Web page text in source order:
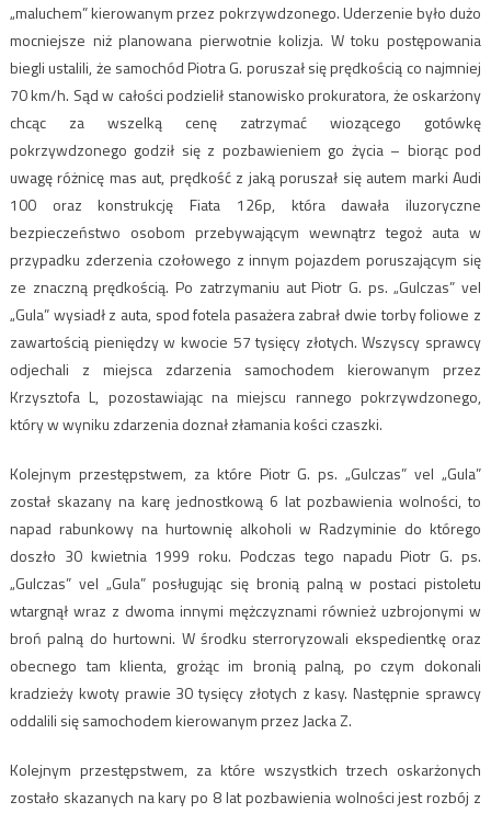
„maluchem” kierowanym przez pokrzywdzonego. Uderzenie było dużo
mocniejsze niż planowana pierwotnie kolizja. W toku postępowania
biegli ustalili, że samochód Piotra G. poruszał się prędkością co najmniej
70 km/h. Sąd w całości podzielił stanowisko prokuratora, że oskarżony
chcąc za wszelką cenę zatrzymać wiozącego gotówkę
pokrzywdzonego godził się z pozbawieniem go życia – biorąc pod
uwagę różnicę mas aut, prędkość z jaką poruszał się autem marki Audi
100 oraz konstrukcję Fiata 126p, która dawała iluzoryczne
bezpieczeństwo osobom przebywającym wewnątrz tegoż auta w
przypadku zderzenia czołowego z innym pojazdem poruszającym się
ze znaczną prędkością. Po zatrzymaniu aut Piotr G. ps. „Gulczas” vel
„Gula” wysiadł z auta, spod fotela pasażera zabrał dwie torby foliowe z
zawartością pieniędzy w kwocie 57 tysięcy złotych. Wszyscy sprawcy
odjechali z miejsca zdarzenia samochodem kierowanym przez
Krzysztofa L, pozostawiając na miejscu rannego pokrzywdzonego,
który w wyniku zdarzenia doznał złamania kości czaszki.
Kolejnym przestępstwem, za które Piotr G. ps. „Gulczas” vel „Gula”
został skazany na karę jednostkową 6 lat pozbawienia wolności, to
napad rabunkowy na hurtownię alkoholi w Radzyminie do którego
doszło 30 kwietnia 1999 roku. Podczas tego napadu Piotr G. ps.
„Gulczas” vel „Gula” posługując się bronią palną w postaci pistoletu
wtargnął wraz z dwoma innymi mężczyznami również uzbrojonymi w
broń palną do hurtowni. W środku sterroryzowali ekspedientkę oraz
obecnego tam klienta, grożąc im bronią palną, po czym dokonali
kradzieży kwoty prawie 30 tysięcy złotych z kasy. Następnie sprawcy
oddalili się samochodem kierowanym przez Jacka Z.
Kolejnym przestępstwem, za które wszystkich trzech oskarżonych
zostało skazanych na kary po 8 lat pozbawienia wolności jest rozbój z